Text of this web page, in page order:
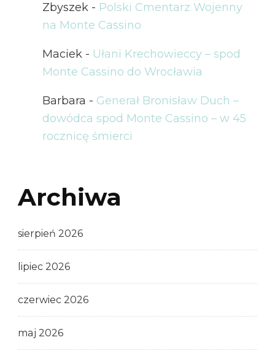
Zbyszek - Polski Cmentarz Wojenny
na Monte Cassino
Maciek - Ułani Krechowieccy – spod
Monte Cassino do Wrocławia
Barbara - Generał Bronisław Duch –
dowódca spod Monte Cassino – w 45
rocznicę śmierci
Archiwa
sierpień 2026
lipiec 2026
czerwiec 2026
maj 2026